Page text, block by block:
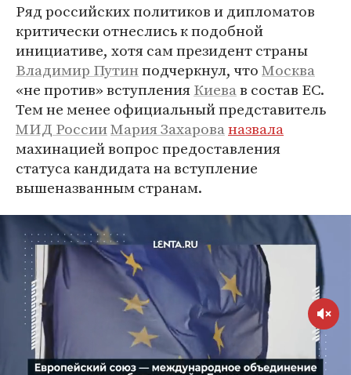
Ряд российских политиков и дипломатов
критически отнеслись к подобной
инициативе, хотя сам президент страны
Владимир Путинподчеркнул, чтоМосква
«не против» вступленияКиевав состав ЕС.
Тем не менее официальный представитель
МИД РоссииМария Захарованазвала
махинацией вопрос предоставления
статуса кандидата на вступление
вышеназванным странам.